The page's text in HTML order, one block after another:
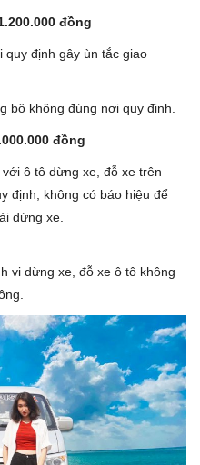
đồng
quy định gây ùn tắc giao
bộ không đúng nơi quy định.
đồng
ô tô dừng xe, đỗ xe trên
định; không có báo hiệu để
dừng xe.
vi dừng xe, đỗ xe ô tô không